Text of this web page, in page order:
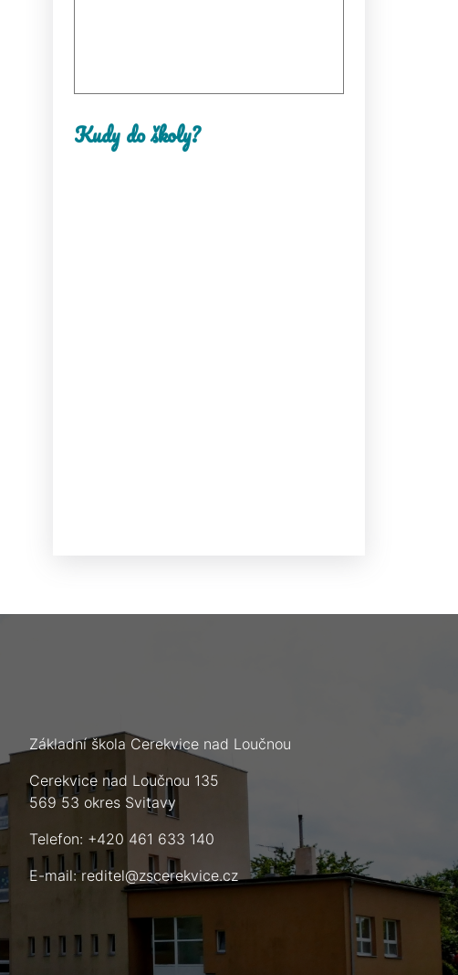
Kudy do školy?
Základní škola Cerekvice nad Loučnou
Cerekvice nad Loučnou 135
569 53 okres Svitavy
Telefon: +420 461 633 140
E-mail:reditel@zscerekvice.cz